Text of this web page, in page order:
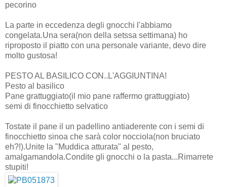
pecorino
La parte in eccedenza degli gnocchi l'abbiamo
congelata.Una sera(non della setssa settimana) ho
riproposto il piatto con una personale variante, devo dire
molto gustosa!
PESTO AL BASILICO CON..L'AGGIUNTINA!
Pesto al basilico
Pane grattuggiato(il mio pane raffermo grattuggiato)
semi di finocchietto selvatico
Tostate il pane il un padellino antiaderente con i semi di
finocchietto sinoa che sarà color nocciola(non bruciato
eh?!).Unite la "Muddica atturata" al pesto,
amalgamandola.Condite gli gnocchi o la pasta...Rimarrete
stupiti!